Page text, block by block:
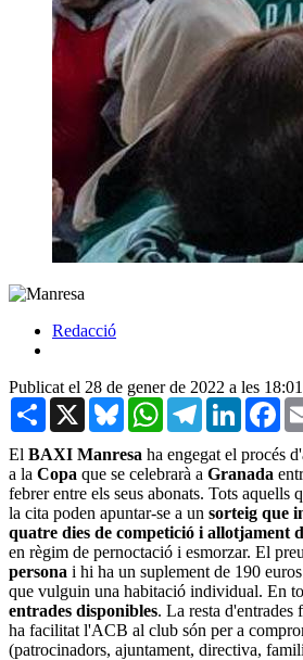
Redacció
Publicat el 28 de gener de 2022 a les 18:01
Share X BlueskyWhatsAppTelegramLinkedIn
El BAXI Manresa ha engegat el procés
a la Copa que se celebrarà a Granada
febrer entre els seus abonats. Tots aquells
la cita poden apuntar-se a un sorteig que
quatre dies de competició i allotjament
en règim de pernoctació i esmorzar. El
persona i hi ha un suplement de 190
que vulguin una habitació individual. En
entrades disponibles. La resta d'entrades
ha facilitat l'ACB al club són per a
(patrocinadors, ajuntament, directiva,